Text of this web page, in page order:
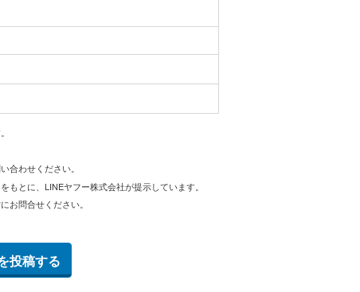
合わせください。
もとに、LINEヤフー株式会社が提示しています。
お問合せください。
投稿する